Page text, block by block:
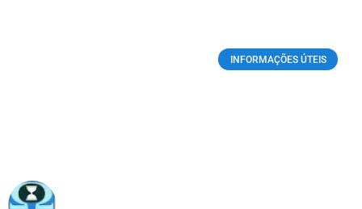
INFORMAÇÕES ÚTEIS